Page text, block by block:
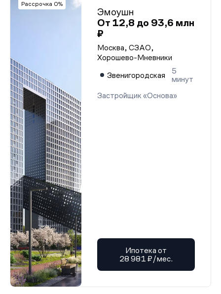
Рассрочка 0%
Эмоушн
От 12,8 до 93,6 млн
₽
Москва, СЗАО,
Хорошево-Мневники
Звенигородская
5
минут
Застройщик «Основа»
Ипотека от
28 981 ₽/мес.